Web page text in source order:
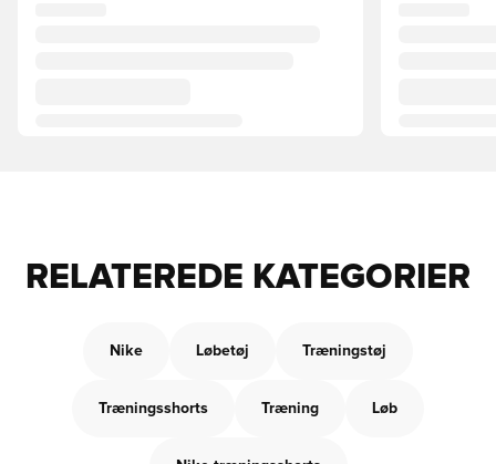
RELATEREDE KATEGORIER
Nike Løbetøj Træningstøj
Træningsshorts Træning Løb